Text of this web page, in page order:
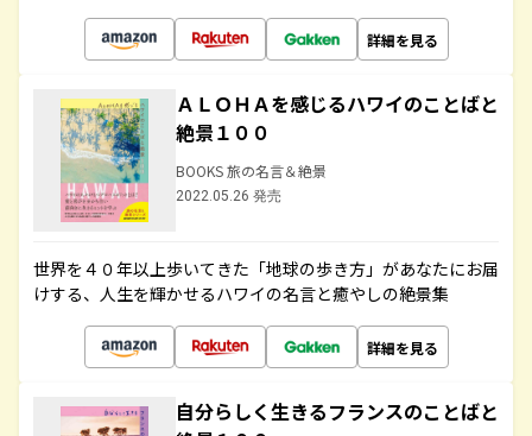
詳細を見る
ＡＬＯＨＡを感じるハワイのことばと
絶景１００
BOOKS 旅の名言＆絶景
2022.05.26 発売
世界を４０年以上歩いてきた「地球の歩き方」があなたにお届
けする、人生を輝かせるハワイの名言と癒やしの絶景集
詳細を見る
自分らしく生きるフランスのことばと